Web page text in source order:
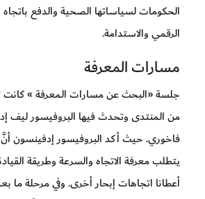
الحكومات لسياساتها الصحية والدفع باتجاه
الرقمي والاستدامة.
مسارات المعرفة
جلسة «البحث عن مسارات المعرفة » كانت
من المنتدى وتحدث فيها البروفيسور ليف
فاخوري. حيث أكد البروفيسور إدفينسون أنَّ